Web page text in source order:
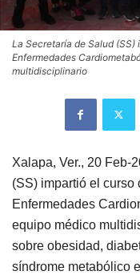
La Secretaría de Salud
Enfermedades
multidisciplinario
Xalapa, Ver., 20 Feb-
(SS) impartió el curso
Enfermedades
equipo médico
sobre obesidad,
síndrome metabólico